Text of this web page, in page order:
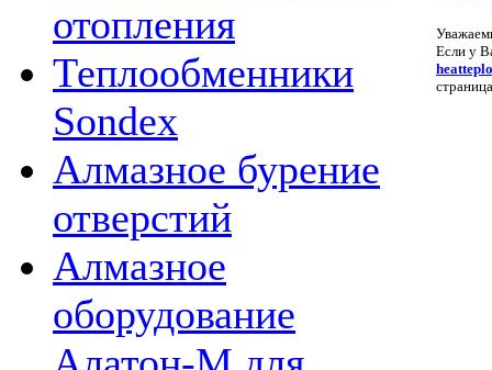
отопления
Теплообменники
Sondex
Алмазное бурение
отверстий
Алмазное
оборудование
Если у